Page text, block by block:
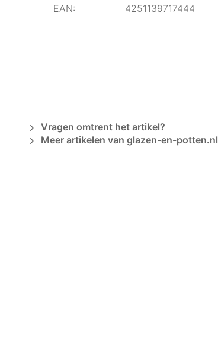
EAN:
4251139717444
Vragen omtrent het artikel?
Meer artikelen van glazen-en-potten.nl